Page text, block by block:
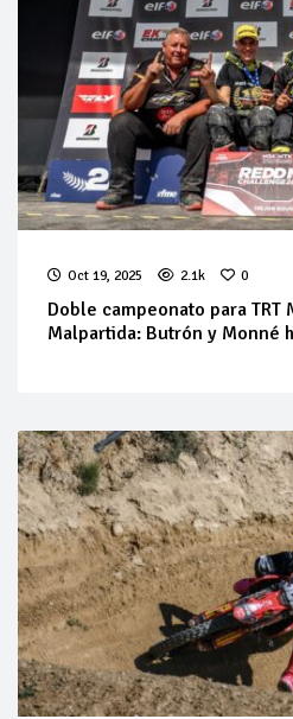
Oct 19, 2025 2.1k 0
Doble campeonato para TRT
Malpartida: Butrón y Monné